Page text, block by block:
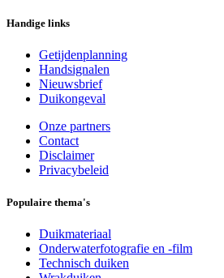
Handige links
Getijdenplanning
Handsignalen
Nieuwsbrief
Duikongeval
Onze partners
Contact
Disclaimer
Privacybeleid
Populaire thema's
Duikmateriaal
Onderwaterfotografie en -film
Technisch duiken